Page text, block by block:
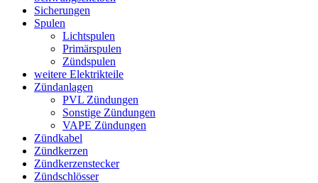
Sicherungen
Spulen
Lichtspulen
Primärspulen
Zündspulen
weitere Elektrikteile
Zündanlagen
PVL Zündungen
Sonstige Zündungen
VAPE Zündungen
Zündkabel
Zündkerzen
Zündkerzenstecker
Zündschlösser